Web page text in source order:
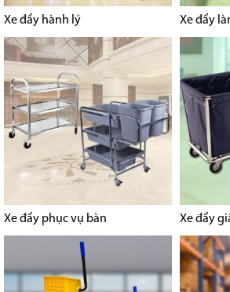
Xe đẩy hành lý Xe đẩy
Xe đẩy phục vụ bàn Xe đẩy